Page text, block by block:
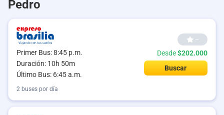
Pedro
Primer Bus: 8:45 p.m.
Duración: 10h 50m
Último Bus: 6:45 a.m.
--
Desde$202.000
Buscar
2 buses por día